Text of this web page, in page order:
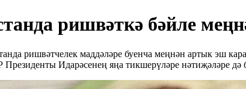
ришвәткә бәйле
ришвәтчелек маддәләре буенча меңнән артык эш
Идарәсенең яңа тикшерүләре нәтиҗәләре дә